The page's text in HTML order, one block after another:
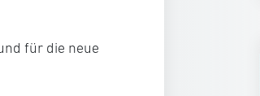
für die neue